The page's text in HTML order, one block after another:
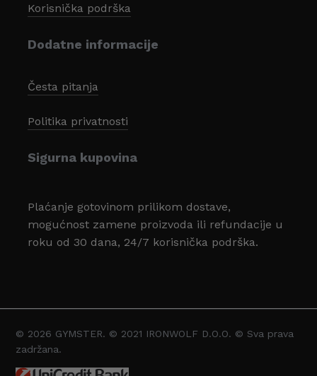
Svega: 0,00
Korisnička podrška
Dodatne informacije
Česta pitanja
Politika privatnosti
Sigurna kupovina
Plaćanje gotovinom prilikom dostave,
mogućnost zamene proizvoda ili refundacije u
roku od 30 dana, 24/7 korisnička podrška.
© 2026 GYMSTER. © 2021 IRONWOLF D.O.O. © Sva prava
zadržana.